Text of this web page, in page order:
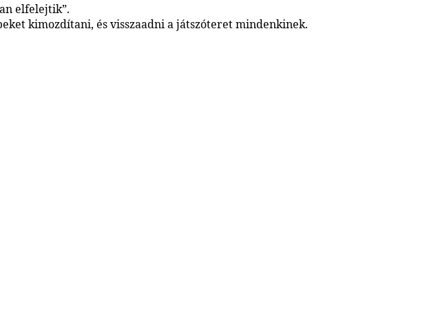
elfelejtik”.
kimozdítani, és visszaadni a játszóteret mindenkinek.